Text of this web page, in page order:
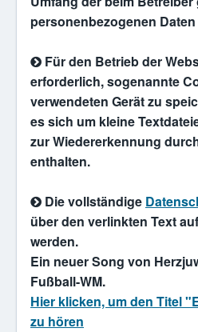
personenbezogenen
Für den Betrieb der
erforderlich, sogenannte
verwendeten Gerät zu
es sich um kleine
zur Wiedererkennung
enthalten.
Die vollständige
über den verlinkten Text
werden.
Ein neuer Song von
Fußball-WM.
Hier klicken, um den Titel
zu hören